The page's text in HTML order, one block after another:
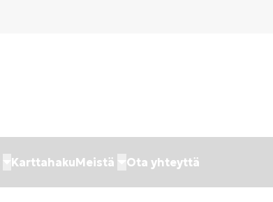
KarttahakuMeistä Ota yhteyttä